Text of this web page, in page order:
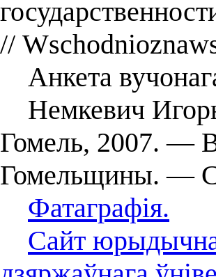
//
Анкета
Немкевич
Гомель, 2007. —
Гомельщины. —
Фатаграфія.
Сайт